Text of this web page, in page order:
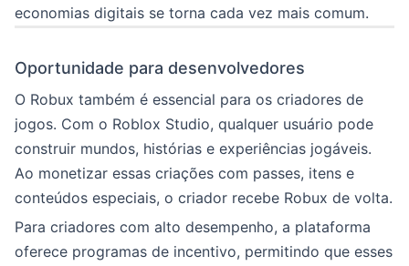
economias digitais se torna cada vez mais comum.
Oportunidade para desenvolvedores
O Robux também é essencial para os criadores de
jogos. Com o Roblox Studio, qualquer usuário pode
construir mundos, histórias e experiências jogáveis.
Ao monetizar essas criações com passes, itens e
conteúdos especiais, o criador recebe Robux de volta.
Para criadores com alto desempenho, a plataforma
oferece programas de incentivo, permitindo que esses